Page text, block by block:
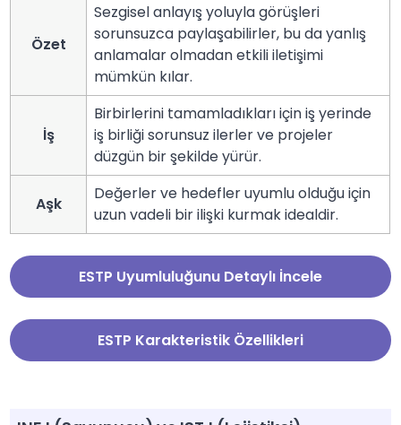
Özet
Sezgisel anlayış yoluyla görüşleri
sorunsuzca paylaşabilirler, bu da yanlış
anlamalar olmadan etkili iletişimi
mümkün kılar.
İş
Birbirlerini tamamladıkları için iş yerinde
iş birliği sorunsuz ilerler ve projeler
düzgün bir şekilde yürür.
Aşk
Değerler ve hedefler uyumlu olduğu için
uzun vadeli bir ilişki kurmak idealdir.
ESTP Uyumluluğunu Detaylı İncele
ESTP Karakteristik Özellikleri